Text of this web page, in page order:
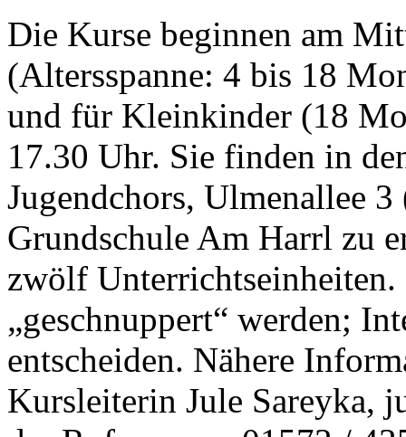
Die Kurse beginnen am
(Altersspanne: 4 bis 18
und für Kleinkinder (18
17.30 Uhr. Sie finden in
Jugendchors, Ulmenallee
Grundschule Am Harrl zu
zwölf
„geschnuppert“ werden;
entscheiden. Nähere
Kursleiterin Jule Sareyka,